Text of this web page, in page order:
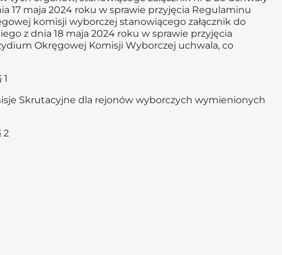
17 maja 2024 roku w sprawie przyjęcia Regulaminu
komisji wyborczej stanowiącego załącznik do
z dnia 18 maja 2024 roku w sprawie przyjęcia
Okręgowej Komisji Wyborczej uchwala, co
1
Skrutacyjne dla rejonów wyborczych wymienionych
2